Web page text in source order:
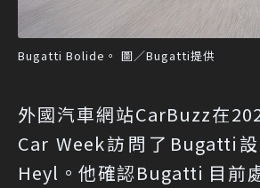
Bugatti Bolide。 圖／Bugatti提供
外國汽車網站CarBuzz在
Car Week訪問了Bugatti
Heyl。他確認Bugatti 目前